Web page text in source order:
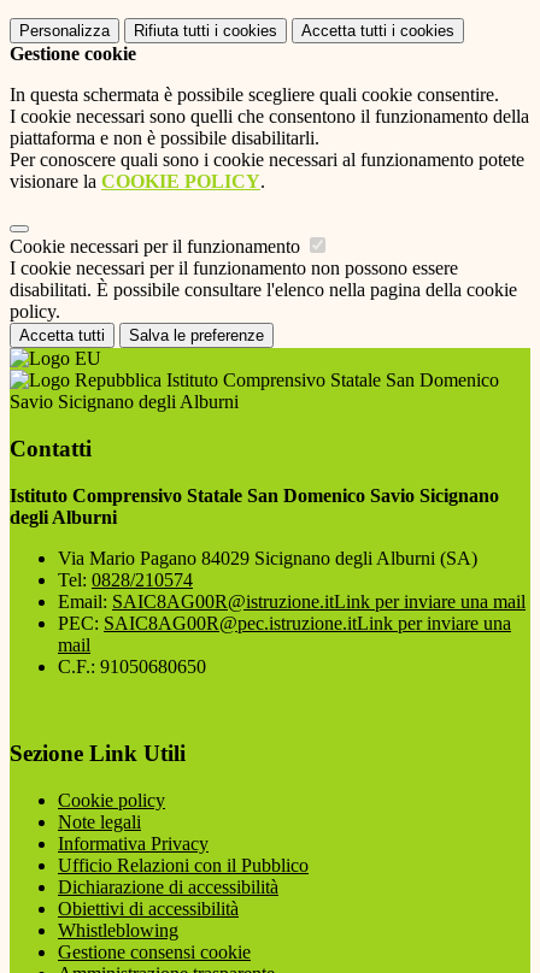
Personalizza Rifiuta tutti i cookies Accetta tutti i cookies
Gestione cookie
In questa schermata è possibile scegliere quali cookie consentire.
I cookie necessari sono quelli che consentono il funzionamento della
piattaforma e non è possibile disabilitarli.
Per conoscere quali sono i cookie necessari al funzionamento potete
visionare la COOKIE POLICY.
Cookie necessari per il funzionamento
I cookie necessari per il funzionamento non possono essere
disabilitati. È possibile consultare l'elenco nella pagina della cookie
policy.
Accetta tutti Salva le preferenze
Istituto Comprensivo Statale San Domenico
Savio Sicignano degli Alburni
Contatti
Istituto Comprensivo Statale San Domenico Savio Sicignano
degli Alburni
Via Mario Pagano 84029 Sicignano degli Alburni (SA)
Tel: 0828/210574
Email: SAIC8AG00R@istruzione.itLink per inviare una mail
PEC: SAIC8AG00R@pec.istruzione.itLink per inviare una
mail
C.F.: 91050680650
Sezione Link Utili
Cookie policy
Note legali
Informativa Privacy
Ufficio Relazioni con il Pubblico
Dichiarazione di accessibilità
Obiettivi di accessibilità
Whistleblowing
Gestione consensi cookie